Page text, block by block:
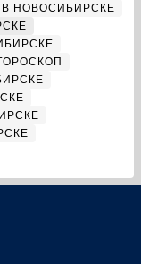
НОВОСИБИРСКЕ